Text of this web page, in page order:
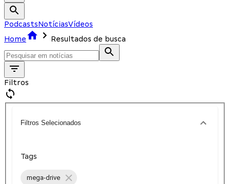
PodcastsNotíciasVídeos
Home
Resultados de busca
Filtros
Filtros Selecionados
Tags
mega-drive